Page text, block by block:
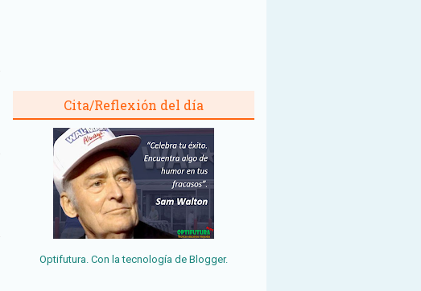
Cita/Reflexión del día
Optifutura. Con la tecnología de Blogger.